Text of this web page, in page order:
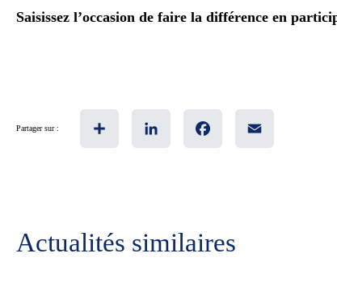
Saisissez l’occasion de faire la différence en
Partager sur :
Actualités similaires